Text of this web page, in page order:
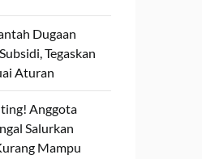
Dugaan
Tegaskan
Aturan
Anggota
Salurkan
Mampu